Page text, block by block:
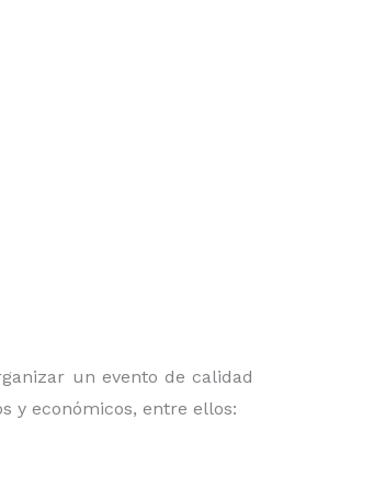
un evento de calidad
y económicos, entre ellos: